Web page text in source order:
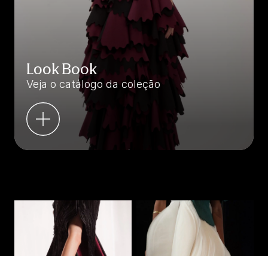
Look Book
Veja o catálogo da coleção